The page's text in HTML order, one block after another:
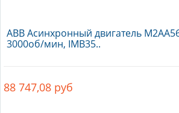
ABB Асинхронный двигатель
3000об/мин, IMB35..
88 747,08 руб